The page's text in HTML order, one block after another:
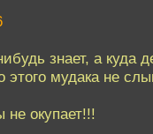
знает, а куда
этого мудака не
не окупает!!!